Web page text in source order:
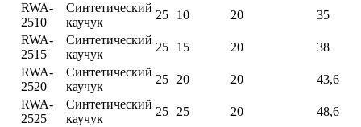
RWA-
2510
Синтетический
каучук
25 10 20
35
RWA-
2515
Синтетический
каучук
25 15 20
38
RWA-
2520
Синтетический
каучук
25 20 20
43,6
RWA-
2525
Синтетический
каучук
25 25 20
48,6